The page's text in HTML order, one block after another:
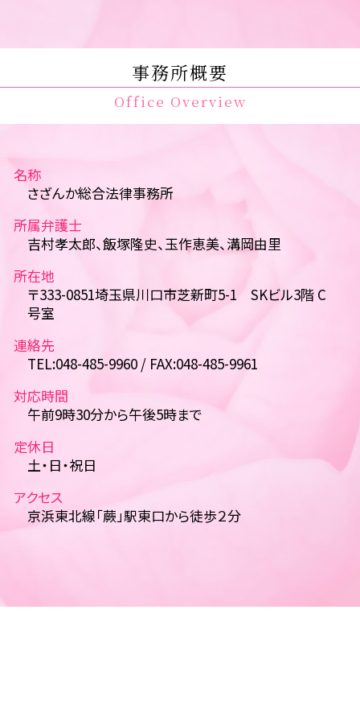
事務所概要
Office Overview
名称
さざんか総合法律事務所
所属弁護士
吉村孝太郎、飯塚隆史、玉作恵美、溝岡由里
所在地
〒333-0851埼玉県川口市芝新町5-1 SKビル3階 C
号室
連絡先
TEL:048-485-9960 / FAX:048-485-9961
対応時間
午前9時30分から午後5時まで
定休日
土・日・祝日
アクセス
京浜東北線「蕨」駅東口から徒歩２分